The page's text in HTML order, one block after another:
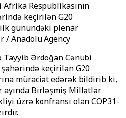
Afrika Respublikasının
keçirilən G20
günündəki plenar
/ Anadolu Agency
Tayyib Ərdoğan Cənubi
keçirilən G20
müraciət edərək bildirib ki,
ayında Birləşmiş Millətlər
üzrə konfransı olan COP31-